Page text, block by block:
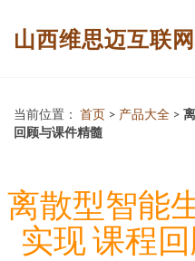
山西维思迈互联
当前位置： 首页 > 产品大全 >
回顾与课件精髓
离散型智能
实现 课程